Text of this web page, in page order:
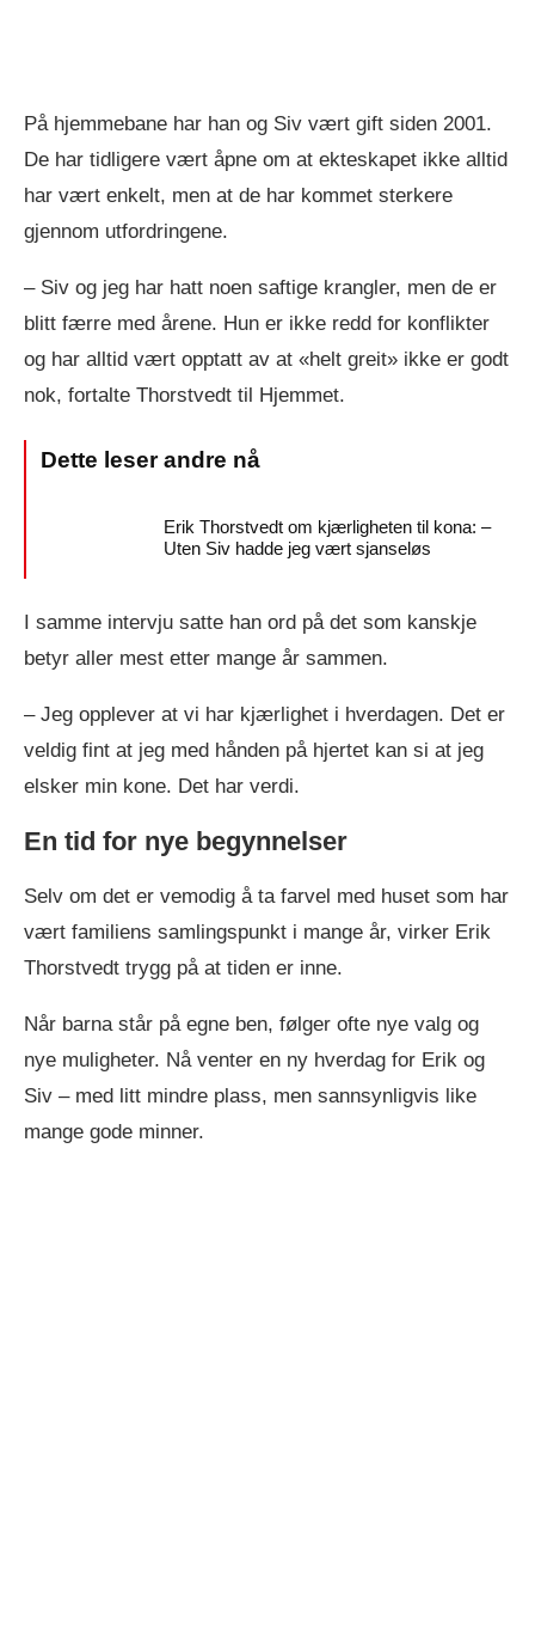
På hjemmebane har han og Siv vært gift siden 2001.
De har tidligere vært åpne om at ekteskapet ikke alltid
har vært enkelt, men at de har kommet sterkere
gjennom utfordringene.
– Siv og jeg har hatt noen saftige krangler, men de er
blitt færre med årene. Hun er ikke redd for konflikter
og har alltid vært opptatt av at «helt greit» ikke er godt
nok, fortalte Thorstvedt til Hjemmet.
Erik Thorstvedt om kjærligheten til kona: –
Uten Siv hadde jeg vært sjanseløs
I samme intervju satte han ord på det som kanskje
betyr aller mest etter mange år sammen.
– Jeg opplever at vi har kjærlighet i hverdagen. Det er
veldig fint at jeg med hånden på hjertet kan si at jeg
elsker min kone. Det har verdi.
En tid for nye begynnelser
Selv om det er vemodig å ta farvel med huset som har
vært familiens samlingspunkt i mange år, virker Erik
Thorstvedt trygg på at tiden er inne.
Når barna står på egne ben, følger ofte nye valg og
nye muligheter. Nå venter en ny hverdag for Erik og
Siv – med litt mindre plass, men sannsynligvis like
mange gode minner.